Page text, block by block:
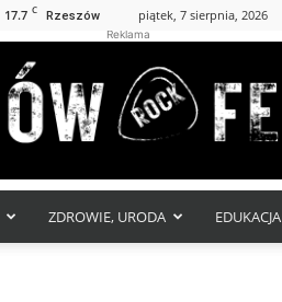
17.7 C Rzeszów piątek, 7 sierpnia, 2026
Reklama
ZDROWIE, URODA EDUKACJA